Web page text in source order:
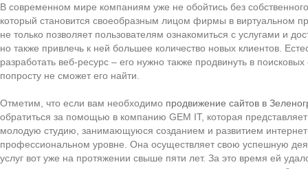
В современном мире компаниям уже не обойтись без
который становится своеобразным лицом фирмы в виртуальном
не только позволяет пользователям ознакомиться с услугами и
но также привлечь к ней большее количество новых клиентов.
разработать веб-ресурс – его нужно также продвинуть в
попросту не сможет его найти.
Отметим, что если вам необходимо продвижение сайтов в
обратиться за помощью в компанию GEM IT, которая
молодую студию, занимающуюся созданием и развитием
профессиональном уровне. Она осуществляет свою успешную
услуг вот уже на протяжении свыше пяти лет. За это время ей